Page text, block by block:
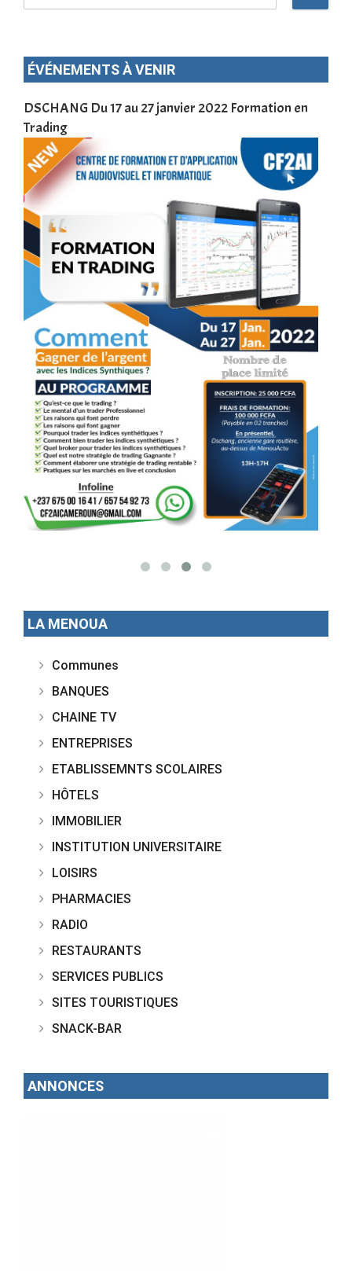
ÉVÉNEMENTS À VENIR
DSCHANG Du 17 au 27 janvier 2022 Formation en
Trading
LA MENOUA
Communes
BANQUES
CHAINE TV
ENTREPRISES
ETABLISSEMNTS SCOLAIRES
HÔTELS
IMMOBILIER
INSTITUTION UNIVERSITAIRE
LOISIRS
PHARMACIES
RADIO
RESTAURANTS
SERVICES PUBLICS
SITES TOURISTIQUES
SNACK-BAR
ANNONCES